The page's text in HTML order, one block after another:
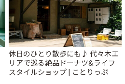
休日のひとり散歩にも♪ 代々木エ
リアで巡る絶品ドーナツ&ライフ
スタイルショップ | ことりっぷ